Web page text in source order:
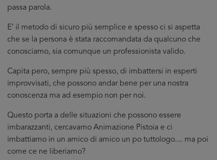
passa parola.
E’ il metodo di sicuro più semplice e spesso ci si aspetta
che se la persona è stata raccomandata da qualcuno che
conosciamo, sia comunque un professionista valido.
Capita pero, sempre più spesso, di imbattersi in esperti
improvvisati, che possono andar bene per una nostra
conoscenza ma ad esempio non per noi.
Questo porta a delle situazioni che possono essere
imbarazzanti, cercavamo Animazione Pistoia e ci
imbattiamo in un amico di amico un po tuttologo.... ma poi
come ce ne liberiamo?